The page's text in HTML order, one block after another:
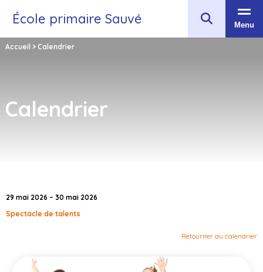
École primaire Sauvé Menu
Accueil > Calendrier
Calendrier
29 mai 2026 – 30 mai 2026
Spectacle de talents
Retourner au calendrier